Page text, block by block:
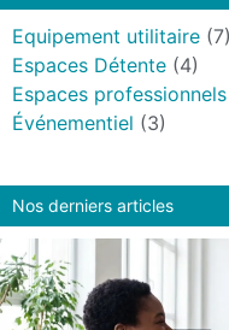
Equipement utilitaire (7)
Espaces Détente (4)
Espaces professionnels
Événementiel (3)
Nos derniers articles